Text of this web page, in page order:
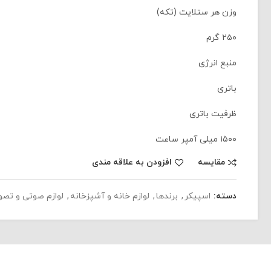
وزن هر ستلایت (تکه)
۲۵۰ گرم
منبع انرژی
باتری
ظرفیت باتری
۱۵۰۰ میلی آمپر ساعت
مقایسه
افزودن به علاقه مندی
دسته: اسپیکر , برندها, لوازم خانه و آشپزخانه , لوازم صوتی و